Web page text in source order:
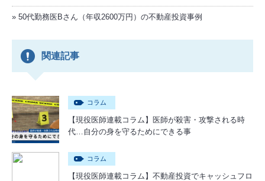
50代勤務医Bさん（年収2600万円）の不動産投資事例
関連記事
コラム
【現役医師連載コラム】医師が殺害・攻撃される時
代…自分の身を守るためにできる事
コラム
【現役医師連載コラム】不動産投資でキャッシュフロ